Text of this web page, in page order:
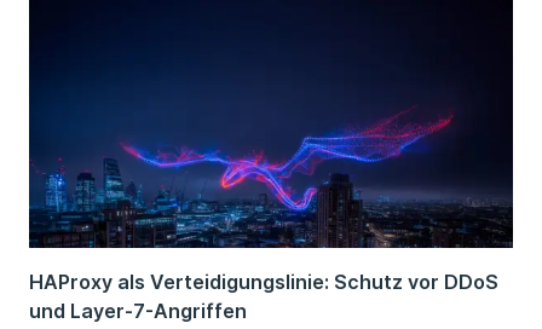
HAProxy als Verteidigungslinie: Schutz vor DDoS
und Layer-7-Angriffen